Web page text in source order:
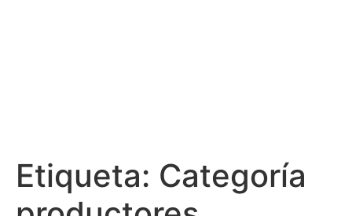
Etiqueta: Categoría